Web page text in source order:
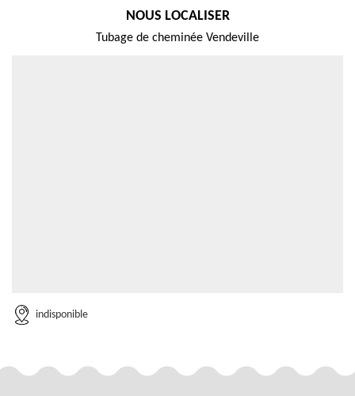
NOUS LOCALISER
Tubage de cheminée Vendeville
indisponible